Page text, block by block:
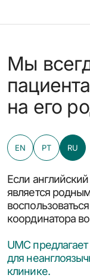
Мы
на его
EN PT RU
Если
является
координатора
UMC
для
клинике.